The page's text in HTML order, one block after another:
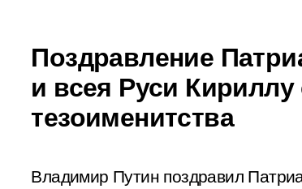
Поздравление
и всея Руси
тезоименитства
Владимир Путин поздравил